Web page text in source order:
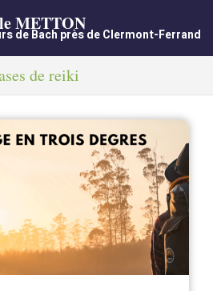
METTON
de Bach près de Clermont-Ferrand
de reiki